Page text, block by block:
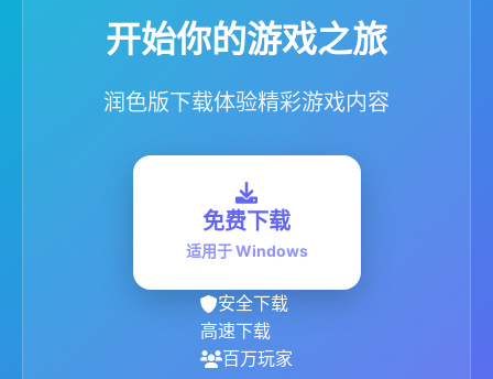
开始你的游戏之旅
润色版下载体验精彩游戏内容
免费下载
适用于 Windows
安全下载
高速下载
百万玩家